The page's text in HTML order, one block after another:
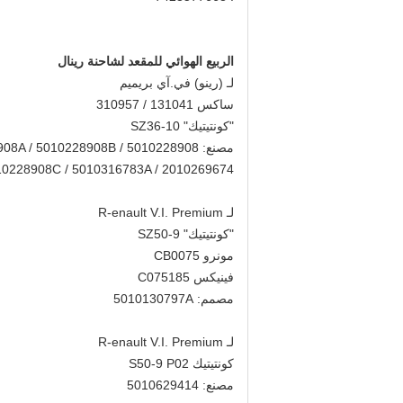
الربيع الهوائي للمقعد لشاحنة رينال
لـ (رينو) في.آي بريميم
ساكس 131041 / 310957
"كونتيتيك" SZ36-10
مصنع: 5010228908 / 5010228908A / 5010228908B
/ 5010316783A / 2010269674
لـ R-enault V.I. Premium
"كونتيتيك" SZ50-9
مونرو CB0075
فينيكس C075185
مصمم: 5010130797A
لـ R-enault V.I. Premium
كونتيتيك S50-9 P02
مصنع: 5010629414